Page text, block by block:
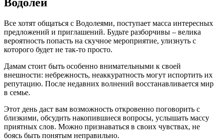
Все хотят общаться с Водолеями, поступает масса интересных
предложений и приглашений. Будьте разборчивы – велика
вероятность попасть на скучное мероприятие, улизнуть с
которого будет не так-то просто.
Дамам стоит быть особенно внимательными к своей
внешности: небрежность, неаккуратность могут испортить их
репутацию. После недавних волнений восстанавливается мир
в семье.
Этот день даст вам возможность откровенно поговорить с
близкими, обсудить накопившиеся вопросы, услышать массу
приятных слов. Можно признаваться в своих чувствах, не
боясь быть понятым неправильно.